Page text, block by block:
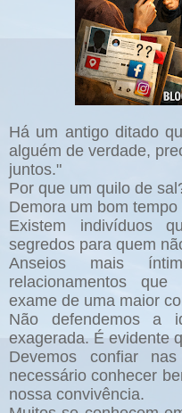
Há um antigo ditado
alguém de verdade,
juntos."
Por que um quilo de
Demora um bom
Existem indivíduos
segredos para quem
Anseios mais
relacionamentos
exame de uma maior
Não defendemos a
exagerada. É evidente
Devemos confiar
necessário conhecer
nossa convivência.